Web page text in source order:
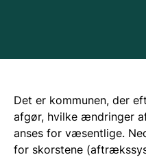
Det er kommunen, der
afgør, hvilke ændringer
anses for væsentlige.
for skorstene